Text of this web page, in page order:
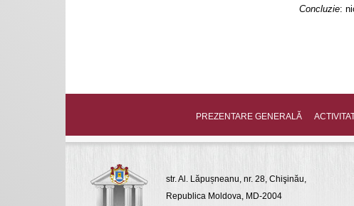
Concluzie:
PREZENTARE GENERALĂ
str. Al. Lăpușneanu, nr. 28, Chişinău,
Republica Moldova, MD-2004